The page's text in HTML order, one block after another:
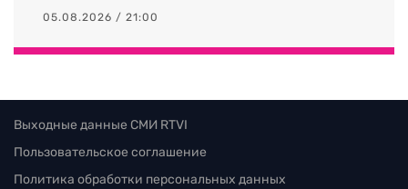
05.08.2026 / 21:00
Выходные данные СМИ RTVI
Пользовательское соглашение
Политика обработки персональных данных